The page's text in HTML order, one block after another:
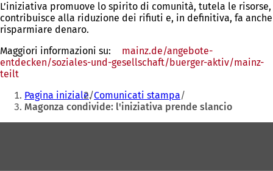
L’iniziativa promuove lo spirito di comunità, tutela le risorse,
contribuisce alla riduzione dei rifiuti e, in definitiva, fa anche
risparmiare denaro.
Maggiori informazioni su:
mainz.de/angebote-
entdecken/soziales-und-gesellschaft/buerger-aktiv/mainz-
teilt
in
una
nuova
Siete
qui:
Pagina iniziale Comunicati stampa
Magonza condivide: l'iniziativa prende slancio